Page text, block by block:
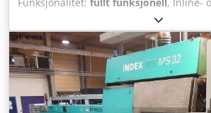
doseringsforberedelse inkludert 6 CLM-
Aow Ewfzjgxjf I drift!